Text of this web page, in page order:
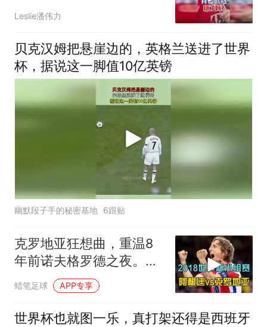
潘谈世界杯 #拜仁 #拜仁
香港行 #潘伟力
Leslie潘伟力
贝克汉姆把悬崖边的，英格兰送进了世界
杯，据说这一脚值10亿英镑
幽默段子手的秘密基地 6跟贴
克罗地亚狂想曲，重温8
年前诺夫格罗德之夜。莫
德里奇一脚定金球
蜡笔足球 APP专享
世界杯也就图一乐，真打架还得是西班牙